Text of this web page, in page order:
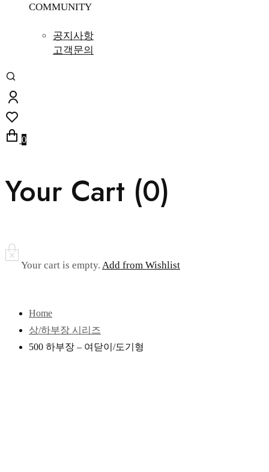
COMMUNITY
공지사항
고객문의
0
Your Cart (0)
Your cart is empty. Add from Wishlist
Home
상/하부장 시리즈
500 하부장 – 여닫이/도기형